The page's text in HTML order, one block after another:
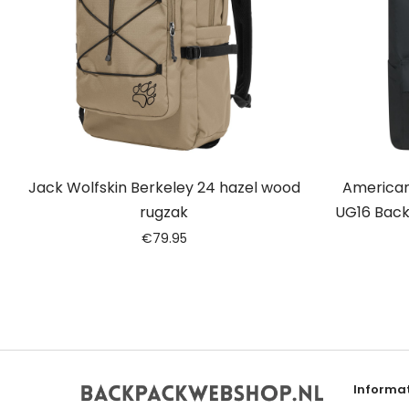
Jack Wolfskin Berkeley 24 hazel wood
rugzak
€79.95
UG16